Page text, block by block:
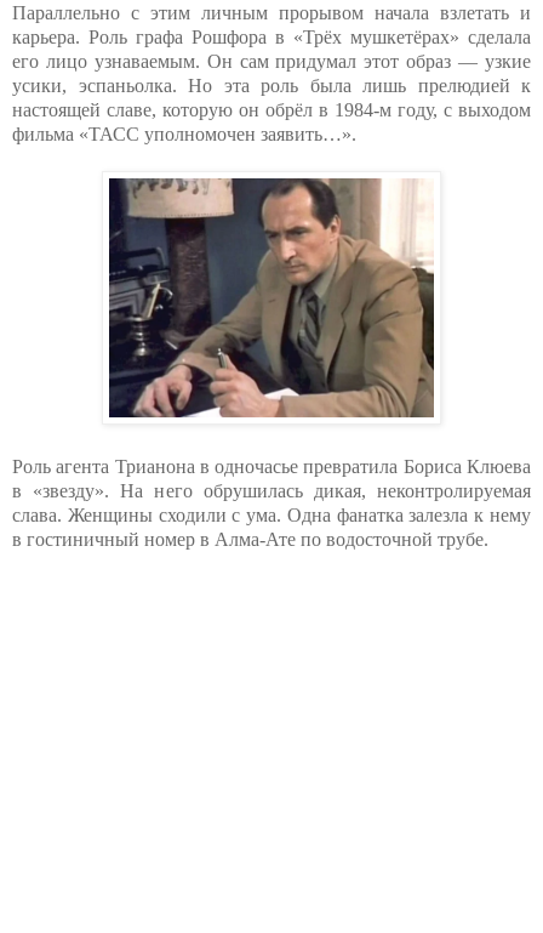
Параллельно с этим личным прорывом начала взлетать и
карьера. Роль графа Рошфора в «Трёх мушкетёрах» сделала
его лицо узнаваемым. Он сам придумал этот образ — узкие
усики, эспаньолка. Но эта роль была лишь прелюдией к
настоящей славе, которую он обрёл в 1984-м году, с выходом
фильма «ТАСС уполномочен заявить…».
Роль агента Трианона в одночасье превратила Бориса Клюева
в «звезду». На него обрушилась дикая, неконтролируемая
слава. Женщины сходили с ума. Одна фанатка залезла к нему
в гостиничный номер в Алма-Ате по водосточной трубе.